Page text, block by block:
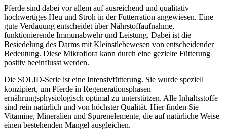
Pferde sind dabei vor allem auf ausreichend und qualitativ
hochwertiges Heu und Stroh in der Futterration angewiesen. Eine
gute Verdauung entscheidet über Nährstoffaufnahme,
funktionierende Immunabwehr und Leistung. Dabei ist die
Besiedelung des Darms mit Kleinstlebewesen von entscheidender
Bedeutung. Diese Mikroflora kann durch eine gezielte Fütterung
positiv beeinflusst werden.
Die SOLID-Serie ist eine Intensivfütterung. Sie wurde speziell
konzipiert, um Pferde in Regenerationsphasen
ernährungsphysiologisch optimal zu unterstützen. Alle Inhaltsstoffe
sind rein natürlich und von höchster Qualität. Hier finden Sie
Vitamine, Mineralien und Spurenelemente, die auf natürliche Weise
einen bestehenden Mangel ausgleichen.